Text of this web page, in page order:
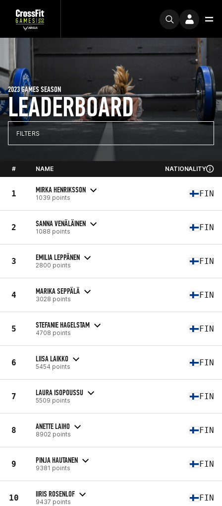
LEADERBOARD
2023 GAMES SEASON
FILTERS
# NAME NATIONALITY
1 MIRKA HENRIKSSON
1039 points FIN
2 SANNA VENÄLÄINEN
1088 points FIN
3 EMILIA LEPPÄNEN
2800 points FIN
4 MARIKA SEPPÄLÄ
3028 points FIN
5 STEFANIE HAGELSTAM
4708 points FIN
6 LIISA LAIKKO
5454 points FIN
7 LAURA ISOPOUSSU
5509 points FIN
8 ANETTE LAIHO
8902 points FIN
9 PINJA HAUTANEN
9381 points FIN
10 IIRIS ROSENLOF
9437 points FIN